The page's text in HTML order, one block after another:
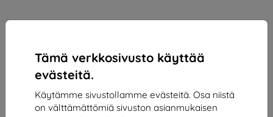
Tämä verkkosivusto käyttää
evästeitä.
Käytämme sivustollamme evästeitä. Osa niistä
on välttämättömiä sivuston asianmukaisen
BELINE